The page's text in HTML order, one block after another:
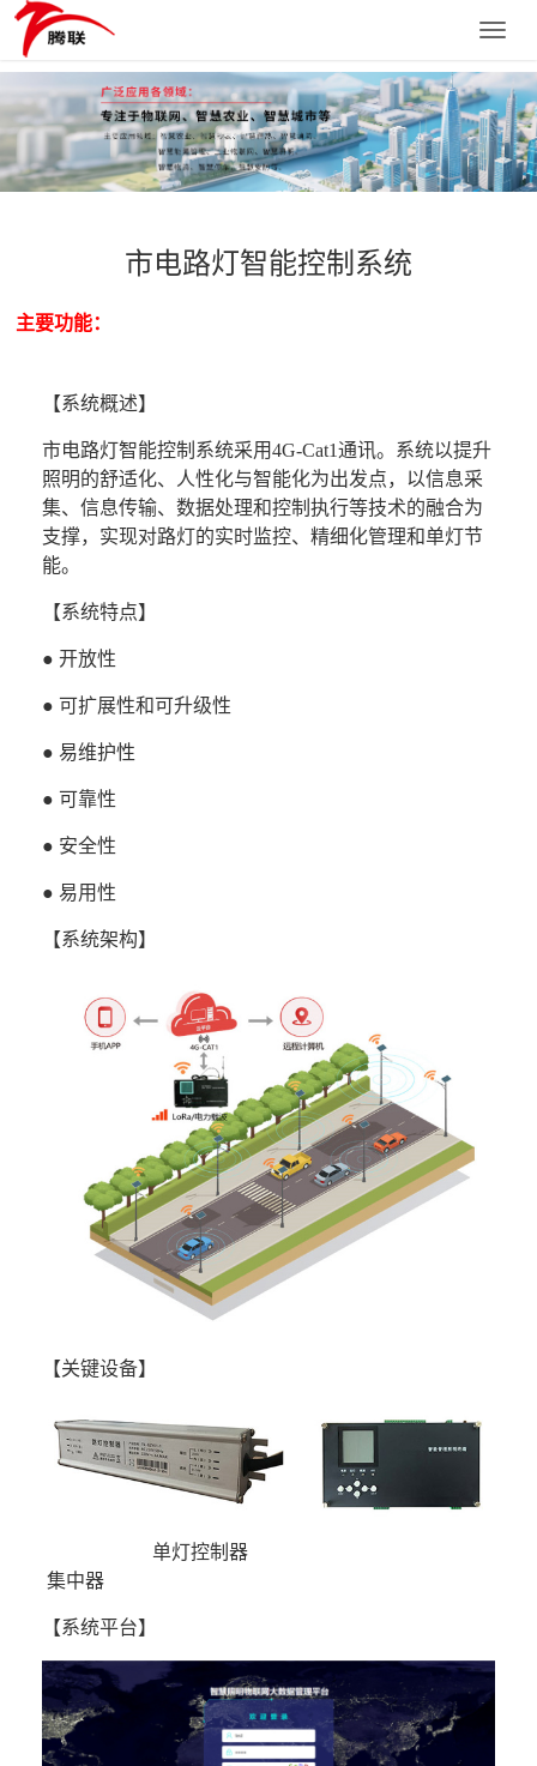
Toggle
市电路灯智能控制系统
主要功能：
【系统概述】
市电路灯智能控制系统采用4G-Cat1通讯。系统以提升
照明的舒适化、人性化与智能化为出发点，以信息采
集、信息传输、数据处理和控制执行等技术的融合为
支撑，实现对路灯的实时监控、精细化管理和单灯节
能。
【系统特点】
● 开放性
● 可扩展性和可升级性
● 易维护性
● 可靠性
● 安全性
● 易用性
【系统架构】
【关键设备】
单灯控制器
集中器
【系统平台】